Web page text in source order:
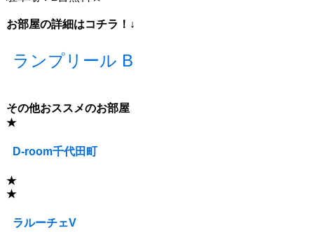
お部屋の詳細はコチラ！↓
ランプリール B
その他おススメのお部屋
★
D-room千代田町
★
★
ラルーチェV